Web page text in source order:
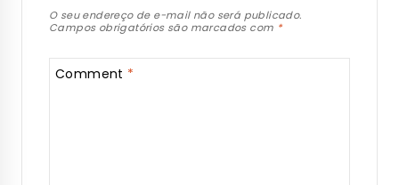
O seu endereço de e-mail não será publicado.
Campos obrigatórios são marcados com *
Comment *